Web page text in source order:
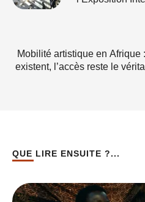
Mobilité artistique en Afrique
existent, l’accès reste le
QUE LIRE ENSUITE ?...